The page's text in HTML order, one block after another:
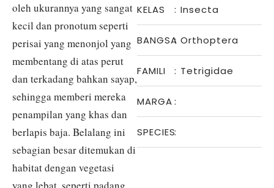
KELAS : Insecta
BANGSA: Orthoptera
FAMILI : Tetrigidae
MARGA:
SPECIES:
oleh ukurannya yang sangat
kecil dan pronotum seperti
perisai yang menonjol yang
membentang di atas perut
dan terkadang bahkan sayap,
sehingga memberi mereka
penampilan yang khas dan
berlapis baja. Belalang ini
sebagian besar ditemukan di
habitat dengan vegetasi